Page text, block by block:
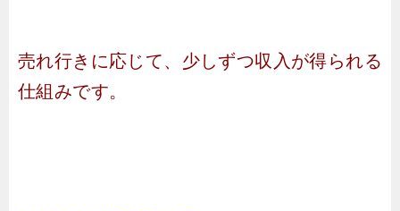
売れ行きに応じて、少しずつ収入が得られる
仕組みです。